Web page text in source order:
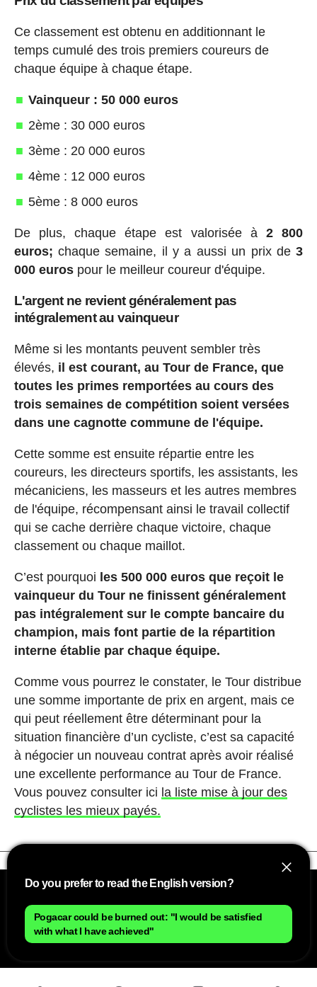
Ce classement est obtenu en additionnant le
temps cumulé des trois premiers coureurs de
chaque équipe à chaque étape.
Vainqueur : 50 000 euros
2ème : 30 000 euros
3ème : 20 000 euros
4ème : 12 000 euros
5ème : 8 000 euros
De plus, chaque étape est valorisée à2 800
euros; chaque semaine, il y a aussi un prix de3
000 eurospour le meilleur coureur d'équipe.
L'argent ne revient généralement pas
intégralement au vainqueur
Même si les montants peuvent sembler très
élevés, il est courant, au Tour de France, que
toutes les primes remportées au cours des
trois semaines de compétition soient versées
dans une cagnotte commune de l'équipe.
Cette somme est ensuite répartie entre les
coureurs, les directeurs sportifs, les assistants, les
mécaniciens, les masseurs et les autres membres
de l'équipe, récompensant ainsi le travail collectif
qui se cache derrière chaque victoire, chaque
classement ou chaque maillot.
C’est pourquoi les 500 000 euros que reçoit le
vainqueur du Tour ne finissent généralement
pas intégralement sur le compte bancaire du
champion, mais font partie de la répartition
interne établie par chaque équipe.
Comme vous pourrez le constater, le Tour distribue
une somme importante de prix en argent, mais ce
qui peut réellement être déterminant pour la
situation financière d’un cycliste, c’est sa capacité
à négocier un nouveau contrat après avoir réalisé
une excellente performance au Tour de France.
Vous pouvez consulter ici la liste mise à jour des
cyclistes les mieux payés.
Do you prefer to read the English version?
Pogacar could be burned out: "I would be satisfied
with what I have achieved"